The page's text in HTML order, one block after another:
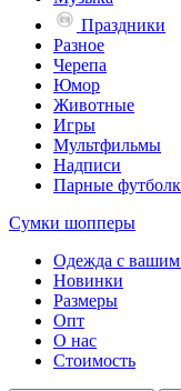
Праздники
Разное
Черепа
Юмор
Животные
Игры
Мультфильмы
Надписи
Парные
Сумки шопперы
Одежда с
Новинки
Размеры
Опт
О нас
Стоимость